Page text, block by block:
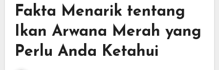
Fakta Menarik tentang
Ikan Arwana Merah yang
Perlu Anda Ketahui